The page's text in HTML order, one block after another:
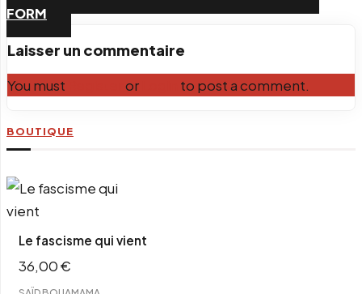
FORM
Laisser un commentaire
You must or to post a comment.
BOUTIQUE
Le fascisme qui vient
36,00€